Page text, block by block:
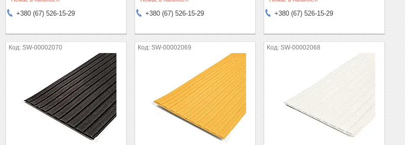
+380 (67) 526-15-29 +380 (67) 526-15-29 +380 (67) 526-15-29
SW-00002070 SW-00002069 SW-00002068